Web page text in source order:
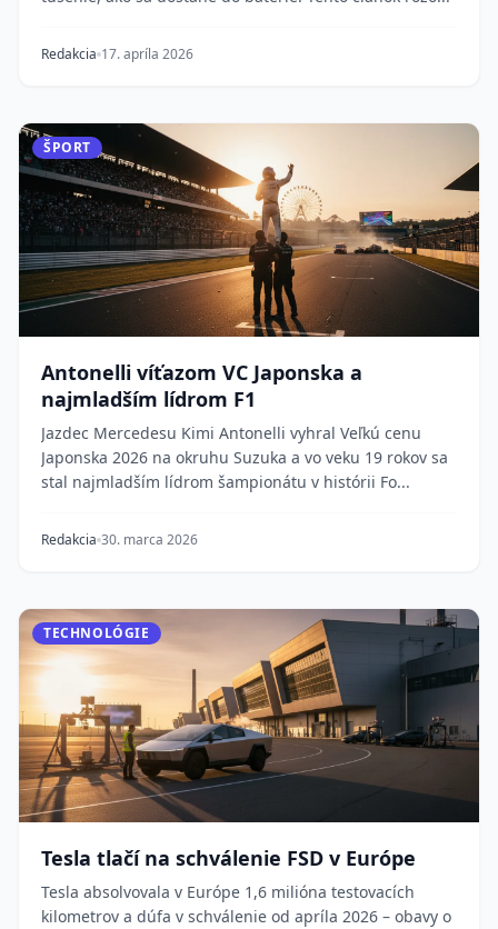
Redakcia 17. apríla 2026
ŠPORT
Antonelli víťazom VC Japonska a
najmladším lídrom F1
Jazdec Mercedesu Kimi Antonelli vyhral Veľkú cenu
Japonska 2026 na okruhu Suzuka a vo veku 19 rokov sa
stal najmladším lídrom šampionátu v histórii Fo...
Redakcia 30. marca 2026
TECHNOLÓGIE
Tesla tlačí na schválenie FSD v Európe
Tesla absolvovala v Európe 1,6 milióna testovacích
kilometrov a dúfa v schválenie od apríla 2026 – obavy o